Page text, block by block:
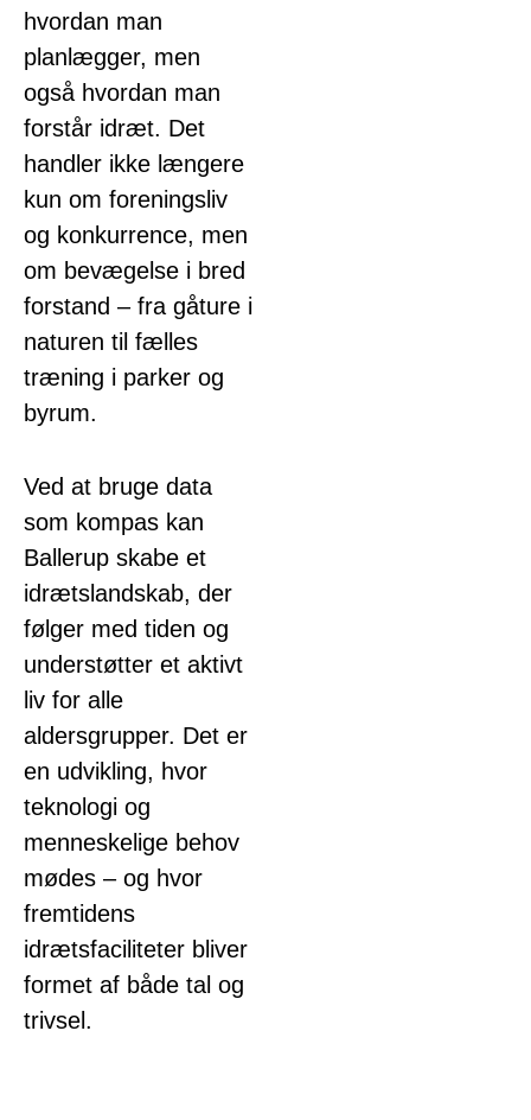
hvordan man
planlægger, men
også hvordan man
forstår idræt. Det
handler ikke længere
kun om foreningsliv
og konkurrence, men
om bevægelse i bred
forstand – fra gåture i
naturen til fælles
træning i parker og
byrum.
Ved at bruge data
som kompas kan
Ballerup skabe et
idrætslandskab, der
følger med tiden og
understøtter et aktivt
liv for alle
aldersgrupper. Det er
en udvikling, hvor
teknologi og
menneskelige behov
mødes – og hvor
fremtidens
idrætsfaciliteter bliver
formet af både tal og
trivsel.